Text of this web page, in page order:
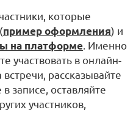
которые
пример оформления) и
на платформе. Именно
участвовать в онлайн-
рассказывайте
записе, оставляйте
участников,